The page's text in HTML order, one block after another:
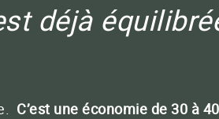
déjà
C’est une économie de 30 à